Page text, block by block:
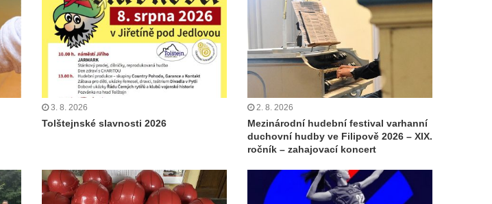
3. 8. 2026
Tolštejnské slavnosti 2026
2. 8. 2026
Mezinárodní hudební festival varhanní
duchovní hudby ve Filipově 2026 – XIX.
ročník – zahajovací koncert